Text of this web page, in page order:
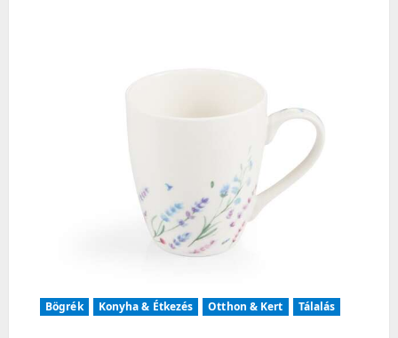
Bögrék Konyha & Étkezés Otthon & Kert Tálalás